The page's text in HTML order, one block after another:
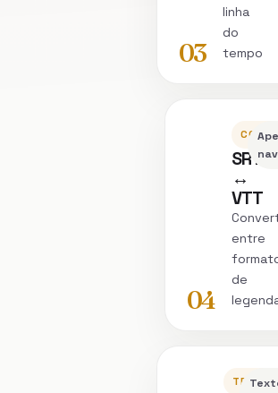
03
linha
do
tempo
04
SRT
↔
VTT
entre
de